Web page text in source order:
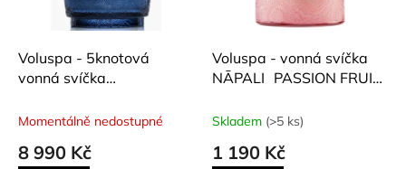
Voluspa - 5knotová
vonná svíčka
LEMON (Středomořský
Momentálně nedostupné
8 990 Kč
Voluspa - vonná svíčka
NĀPALI PASSION FRUIT
guava, kokosové mléko)
Skladem (>5 ks)
1 190 Kč